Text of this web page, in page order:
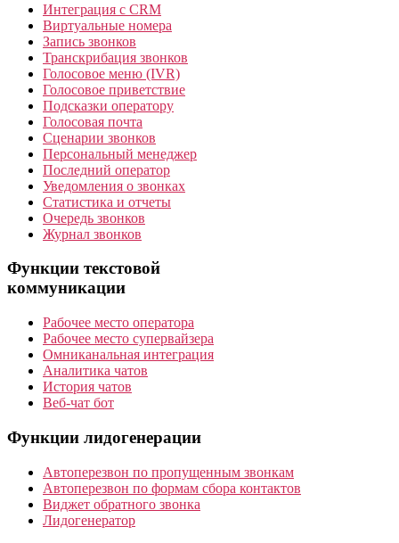
Интеграция с CRM
Виртуальные номера
Запись звонков
Транскрибация звонков
Голосовое меню (IVR)
Голосовое приветствие
Подсказки оператору
Голосовая почта
Сценарии звонков
Персональный менеджер
Последний оператор
Уведомления о звонках
Статистика и отчеты
Очередь звонков
Журнал звонков
Функции текстовой
коммуникации
Рабочее место оператора
Рабочее место супервайзера
Омниканальная интеграция
Аналитика чатов
История чатов
Веб-чат бот
Функции лидогенерации
Автоперезвон по пропущенным звонкам
Автоперезвон по формам сбора контактов
Виджет обратного звонка
Лидогенератор